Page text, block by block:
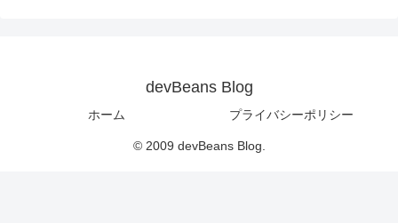
devBeans Blog
ホーム プライバシーポリシー
© 2009 devBeans Blog.